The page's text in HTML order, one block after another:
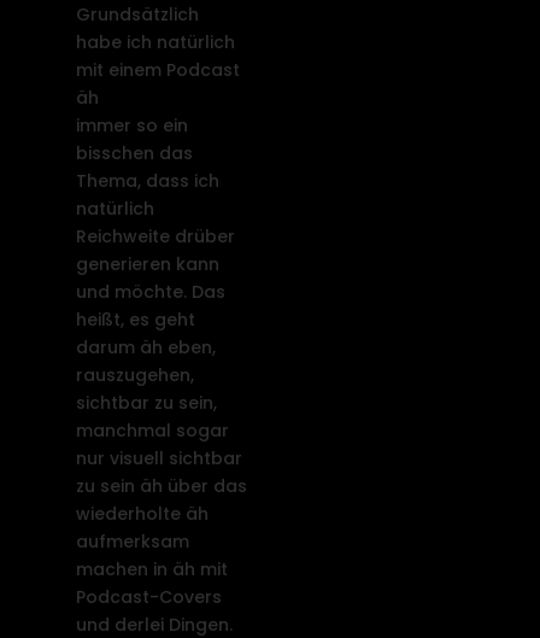
Grundsätzlich
habe ich natürlich
mit einem Podcast
äh
immer so ein
bisschen das
Thema, dass ich
natürlich
Reichweite drüber
generieren kann
und möchte. Das
heißt, es geht
darum äh eben,
rauszugehen,
sichtbar zu sein,
manchmal sogar
nur visuell sichtbar
zu sein äh über das
wiederholte äh
aufmerksam
machen in äh mit
Podcast-Covers
und derlei Dingen.